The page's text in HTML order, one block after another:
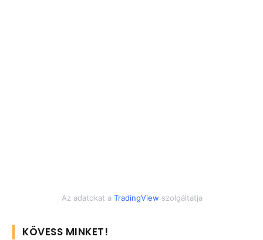
Az adatokat a TradingView szolgáltatja
KÖVESS MINKET!